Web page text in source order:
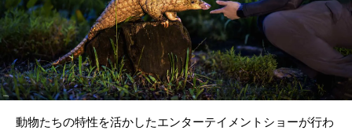
動物たちの特性を活かしたエンターテイメントショーが行わ